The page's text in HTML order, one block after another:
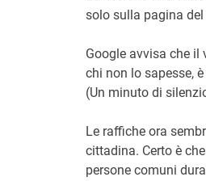
solo sulla pagina
Google avvisa che il
chi non lo sapesse,
(Un minuto di
Le raffiche ora
cittadina. Certo è
persone comuni